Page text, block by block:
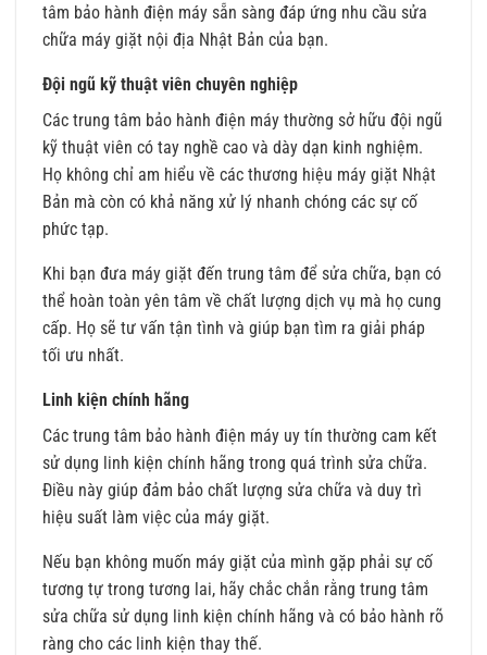
tâm bảo hành điện máy sẵn sàng đáp ứng nhu cầu sửa
chữa máy giặt nội địa Nhật Bản của bạn.
Đội ngũ kỹ thuật viên chuyên nghiệp
Các trung tâm bảo hành điện máy thường sở hữu đội ngũ
kỹ thuật viên có tay nghề cao và dày dạn kinh nghiệm.
Họ không chỉ am hiểu về các thương hiệu máy giặt Nhật
Bản mà còn có khả năng xử lý nhanh chóng các sự cố
phức tạp.
Khi bạn đưa máy giặt đến trung tâm để sửa chữa, bạn có
thể hoàn toàn yên tâm về chất lượng dịch vụ mà họ cung
cấp. Họ sẽ tư vấn tận tình và giúp bạn tìm ra giải pháp
tối ưu nhất.
Linh kiện chính hãng
Các trung tâm bảo hành điện máy uy tín thường cam kết
sử dụng linh kiện chính hãng trong quá trình sửa chữa.
Điều này giúp đảm bảo chất lượng sửa chữa và duy trì
hiệu suất làm việc của máy giặt.
Nếu bạn không muốn máy giặt của mình gặp phải sự cố
tương tự trong tương lai, hãy chắc chắn rằng trung tâm
sửa chữa sử dụng linh kiện chính hãng và có bảo hành rõ
ràng cho các linh kiện thay thế.